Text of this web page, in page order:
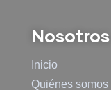
Nosotros
Inicio
Quiénes somos